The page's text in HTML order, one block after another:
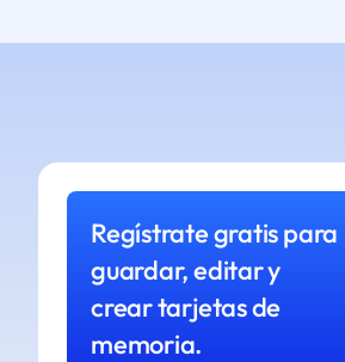
Regístrate gratis para
guardar, editar y
crear tarjetas de
memoria.